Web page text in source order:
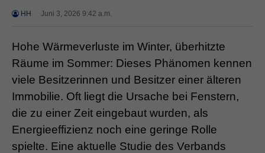
HH Juni 3, 2026 9:42 a.m.
Hohe Wärmeverluste im Winter, überhitzte
Räume im Sommer: Dieses Phänomen kennen
viele Besitzerinnen und Besitzer einer älteren
Immobilie. Oft liegt die Ursache bei Fenstern,
die zu einer Zeit eingebaut wurden, als
Energieeffizienz noch eine geringe Rolle
spielte. Eine aktuelle Studie des Verbands